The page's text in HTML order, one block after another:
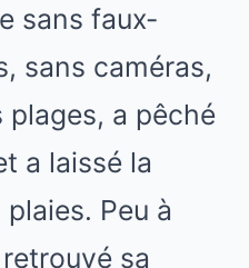
sans faux-
sans caméras,
plages, a pêché
a laissé la
Peu à
sa